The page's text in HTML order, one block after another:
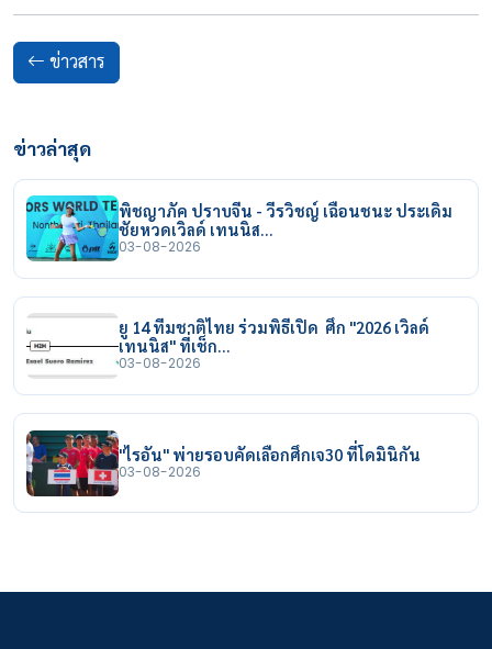
ข่าวสาร
ข่าวล่าสุด
พิชญาภัค ปราบจีน - วีรวิชญ์ เฉือนชนะ ประเดิม
ชัยหวดเวิลด์ เทนนิส…
03-08-2026
ยู 14 ทีมชาติไทย ร่วมพิธีเปิด ศึก "2026 เวิลด์
เทนนิส" ที่เช็ก…
03-08-2026
"ไรอัน" พ่ายรอบคัดเลือกศึกเจ30 ที่โดมินิกัน
03-08-2026